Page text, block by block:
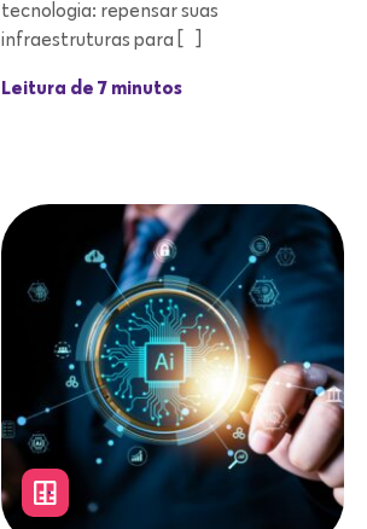
tecnologia: repensar suas
infraestruturas para […]
Leitura de 7 minutos